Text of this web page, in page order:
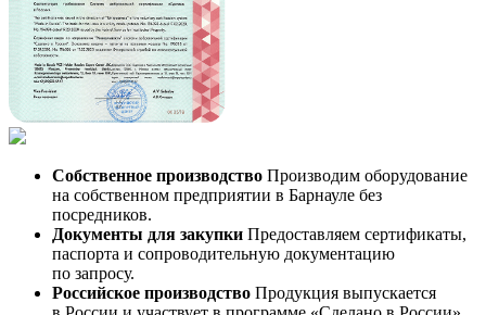
Собственное производство Производим оборудование
на собственном предприятии в Барнауле без
посредников.
Документы для закупки Предоставляем сертификаты,
паспорта и сопроводительную документацию
по запросу.
Российское производство Продукция выпускается